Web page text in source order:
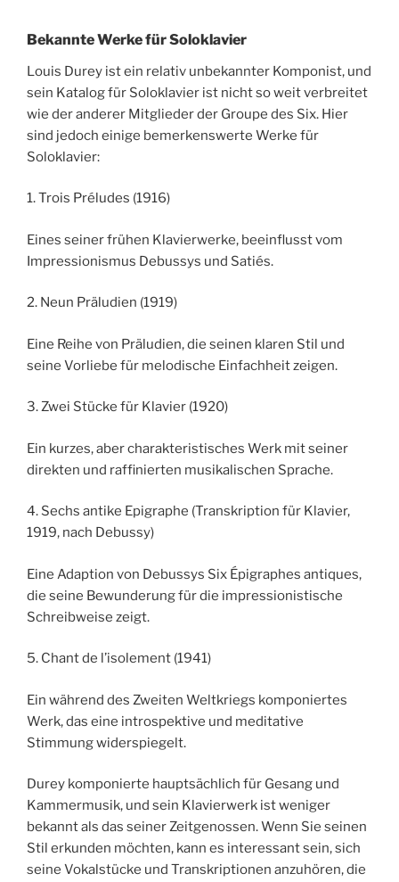
Bekannte Werke für Soloklavier
Louis Durey ist ein relativ unbekannter Komponist, und
sein Katalog für Soloklavier ist nicht so weit verbreitet
wie der anderer Mitglieder der Groupe des Six. Hier
sind jedoch einige bemerkenswerte Werke für
Soloklavier:
1. Trois Préludes (1916)
Eines seiner frühen Klavierwerke, beeinflusst vom
Impressionismus Debussys und Satiés.
2. Neun Präludien (1919)
Eine Reihe von Präludien, die seinen klaren Stil und
seine Vorliebe für melodische Einfachheit zeigen.
3. Zwei Stücke für Klavier (1920)
Ein kurzes, aber charakteristisches Werk mit seiner
direkten und raffinierten musikalischen Sprache.
4. Sechs antike Epigraphe (Transkription für Klavier,
1919, nach Debussy)
Eine Adaption von Debussys Six Épigraphes antiques,
die seine Bewunderung für die impressionistische
Schreibweise zeigt.
5. Chant de l’isolement (1941)
Ein während des Zweiten Weltkriegs komponiertes
Werk, das eine introspektive und meditative
Stimmung widerspiegelt.
Durey komponierte hauptsächlich für Gesang und
Kammermusik, und sein Klavierwerk ist weniger
bekannt als das seiner Zeitgenossen. Wenn Sie seinen
Stil erkunden möchten, kann es interessant sein, sich
seine Vokalstücke und Transkriptionen anzuhören, die